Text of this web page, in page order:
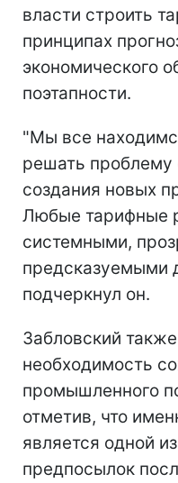
власти строить
принципах
экономического
поэтапности.
"Мы все
решать проблему
создания новых
Любые тарифные
системными,
предсказуемыми
подчеркнул он.
Забловский
необходимость
промышленного
отметив, что
является одной
предпосылок